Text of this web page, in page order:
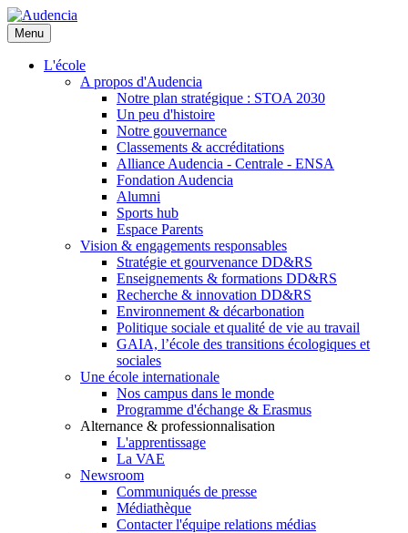
Aller
au
contenu
principal
Menu
L'école
A propos d'Audencia
Notre plan stratégique : STOA 2030
Un peu d'histoire
Notre gouvernance
Classements & accréditations
Alliance Audencia - Centrale - ENSA
Fondation Audencia
Alumni
Sports hub
Espace Parents
Vision & engagements responsables
Stratégie et gourvenance DD&RS
Enseignements & formations DD&RS
Recherche & innovation DD&RS
Environnement & décarbonation
Politique sociale et qualité de vie au travail
GAIA, l’école des transitions écologiques et
sociales
Une école internationale
Nos campus dans le monde
Programme d'échange & Erasmus
Alternance & professionnalisation
L'apprentissage
La VAE
Newsroom
Communiqués de presse
Médiathèque
Contacter l'équipe relations médias